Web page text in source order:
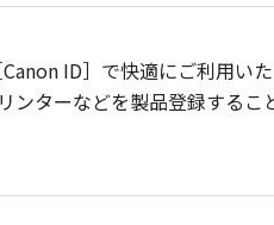
ID］で快適にご利用い
ターなどを製品登録する